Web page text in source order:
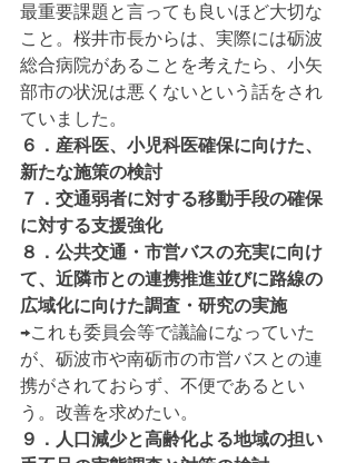
最重要課題と言っても良いほど大切な
こと。桜井市長からは、実際には砺波
総合病院があることを考えたら、小矢
部市の状況は悪くないという話をされ
ていました。
６．産科医、小児科医確保に向けた、
新たな施策の検討
７．交通弱者に対する移動手段の確保
に対する支援強化
８．公共交通・市営バスの充実に向け
て、近隣市との連携推進並びに路線の
広域化に向けた調査・研究の実施
→これも委員会等で議論になっていた
が、砺波市や南砺市の市営バスとの連
携がされておらず、不便であるとい
う。改善を求めたい。
９．人口減少と高齢化よる地域の担い